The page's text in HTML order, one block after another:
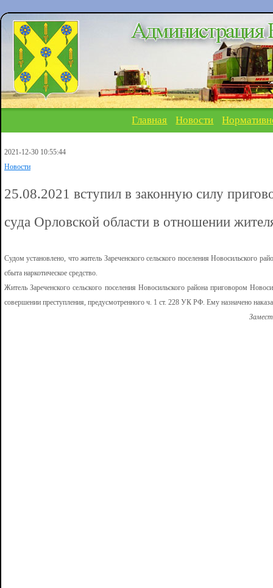
Главная Новости
2021-12-30 10:55:44
Новости
25.08.2021 вступил в законную силу
суда Орловской области в отношении
Судом установлено, что житель Зареченского сельского поселения Новосильского
сбыта наркотическое средство.
Житель Зареченского сельского поселения Новосильского района приговором
совершении преступления, предусмотренного ч. 1 ст. 228 УК РФ. Ему назначено